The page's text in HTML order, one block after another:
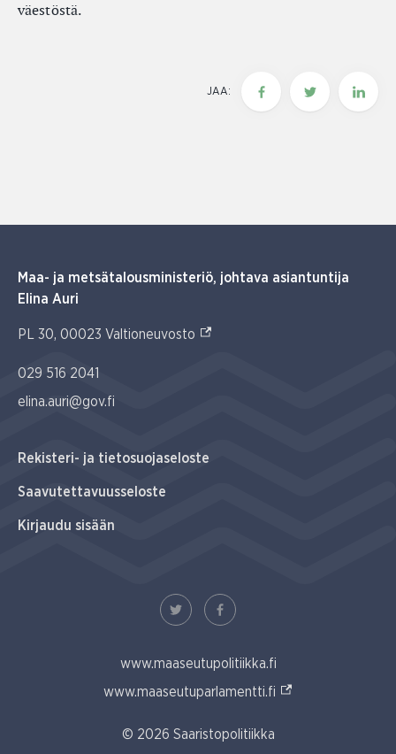
väestöstä.
JAA:
Maa- ja metsätalousministeriö, johtava asiantuntija
Elina Auri
PL 30, 00023 Valtioneuvosto (Ulkoinen linkki)
029 516 2041
elina.auri@gov.fi
Rekisteri- ja tietosuojaseloste
Saavutettavuusseloste
Kirjaudu sisään
© 2026 Saaristopolitiikka
www.maaseutupolitiikka.fi
www.maaseutuparlamentti.fi (Ulkoinen linkki)